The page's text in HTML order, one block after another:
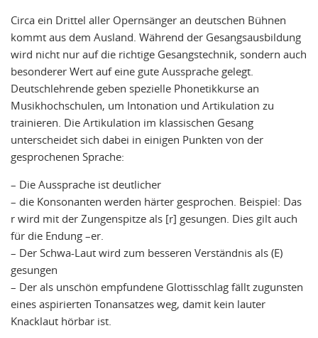
Circa ein Drittel aller Opernsänger an deutschen Bühnen
kommt aus dem Ausland. Während der Gesangsausbildung
wird nicht nur auf die richtige Gesangstechnik, sondern auch
besonderer Wert auf eine gute Aussprache gelegt.
Deutschlehrende geben spezielle Phonetikkurse an
Musikhochschulen, um Intonation und Artikulation zu
trainieren. Die Artikulation im klassischen Gesang
unterscheidet sich dabei in einigen Punkten von der
gesprochenen Sprache:
– Die Aussprache ist deutlicher
– die Konsonanten werden härter gesprochen. Beispiel: Das
r wird mit der Zungenspitze als [r] gesungen. Dies gilt auch
für die Endung –er.
– Der Schwa-Laut wird zum besseren Verständnis als (E)
gesungen
– Der als unschön empfundene Glottisschlag fällt zugunsten
eines aspirierten Tonansatzes weg, damit kein lauter
Knacklaut hörbar ist.